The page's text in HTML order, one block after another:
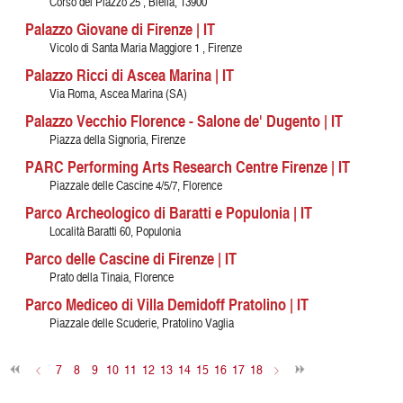
Palazzo Giovane di Firenze | IT
Vicolo di Santa Maria Maggiore 1 , Firenze
Palazzo Ricci di Ascea Marina | IT
Via Roma, Ascea Marina (SA)
Palazzo Vecchio Florence - Salone de' Dugento | IT
Piazza della Signoria, Firenze
PARC Performing Arts Research Centre Firenze | IT
Piazzale delle Cascine 4/5/7, Florence
Parco Archeologico di Baratti e Populonia | IT
Località Baratti 60, Populonia
Parco delle Cascine di Firenze | IT
Prato della Tinaia, Florence
Parco Mediceo di Villa Demidoff Pratolino | IT
Piazzale delle Scuderie, Pratolino Vaglia
< 7 8 9 10 11 12 13 14 15 16 17 18 >